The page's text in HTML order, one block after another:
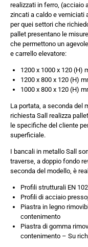
realizzati in ferro, (acciaio
zincati a caldo e verniciati
per quei settori che
pallet presentano le
che permettono un
e carrello elevatore:
1200 x 1000 x 120 (H)
1200 x 800 x 120 (H)
1000 x 800 x 120 (H)
La portata, a seconda del
richiesta Sall realizza
le specifiche del cliente
superficiale.
I bancali in metallo Sall
traverse, a doppio fondo
seconda del modello, è
Profili strutturali EN
Profili di acciaio
Piastra in legno
contenimento
Piastra di gomma
contenimento – Su